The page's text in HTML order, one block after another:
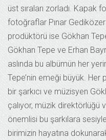
üst sıraları zorladı. Kapak
fotoğraflar Pınar Gediközer
prodüktörü ise Gökhan
Gökhan Tepe ve Erhan
aslında bu albümün her
Tepe’nin emeği büyük.
bir şarkıcı ve müzisyen
çalıyor, müzik direktörlüğü
önemlisi bu şarkılara
birimizin hayatına